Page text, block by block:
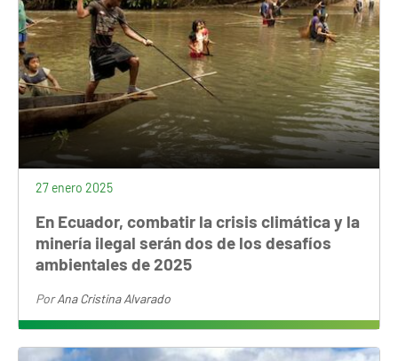
27 enero 2025
En Ecuador, combatir la crisis climática y la
minería ilegal serán dos de los desafíos
ambientales de 2025
PorAna Cristina Alvarado